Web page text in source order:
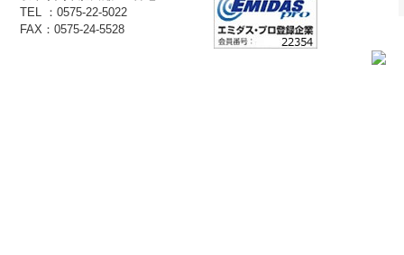
TEL ：0575-22-5022
FAX：0575-24-5528